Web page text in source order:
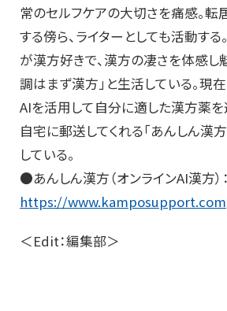
常のセルフケアの大切さを痛感。
する傍ら、ライターとしても活動す
が漢方好きで、漢方の凄さを体感し
調はまず漢方」と生活している。現
AIを活用して自分に適した漢方薬
自宅に郵送してくれる「あんしん漢
している。
●あんしん漢方（オンラインAI漢方）：
https://www.kamposupport.com
＜Edit：編集部＞